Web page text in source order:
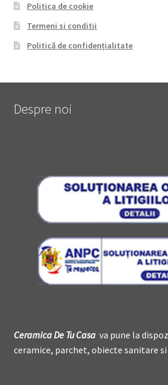
Politica de cookie
Termeni si conditii
Politică de confidențialitate
Despre noi
Ceramica DeTu Casava pune la
ceramice, parchet, obiecte sanitare si